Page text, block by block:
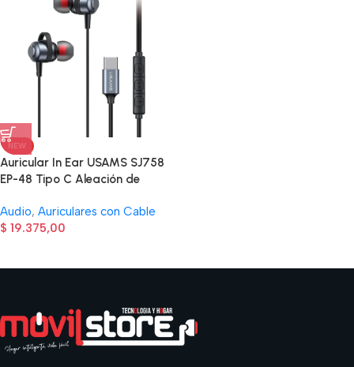
NEW
Auricular In Ear USAMS SJ758
EP-48 Tipo C Aleación de
Audio, Auriculares con Cable
$ 19.375,00